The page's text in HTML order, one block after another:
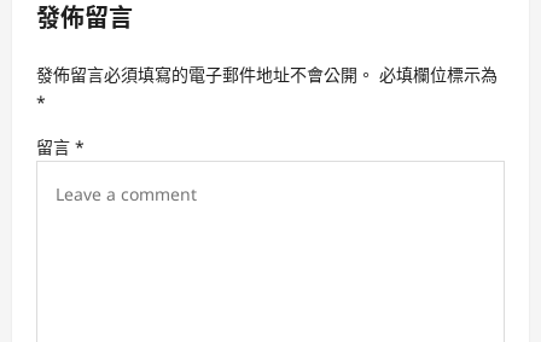
v
g
t
發佈留言
發佈留言必須填寫的電子郵件地址不會公開。 必填欄位標示為
*
留言 *